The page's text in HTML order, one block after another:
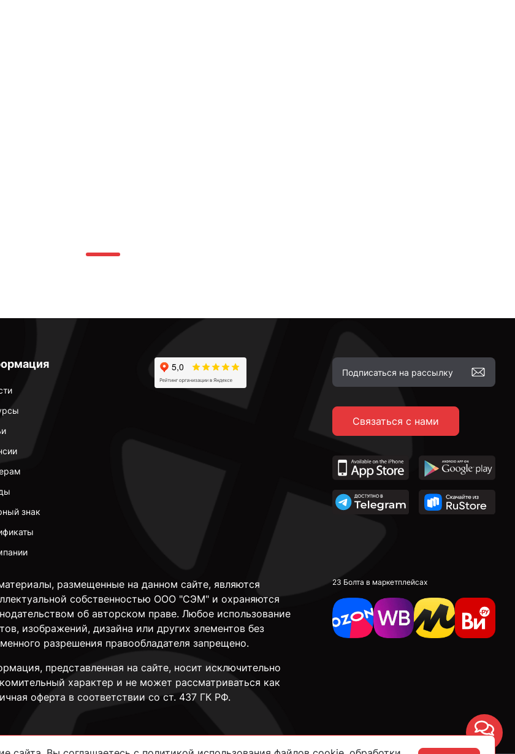
знак
Связаться с нами
размещенные на данном сайте, являются
собственностью ООО "СЭМ" и охраняются
об авторском праве. Любое использование
изображений, дизайна или других элементов без
разрешения правообладателя запрещено.
представленная на сайте, носит исключительно
характер и не может рассматриваться как
оферта в соответствии со ст. 437 ГК РФ.
23 Болта в маркетплейсах